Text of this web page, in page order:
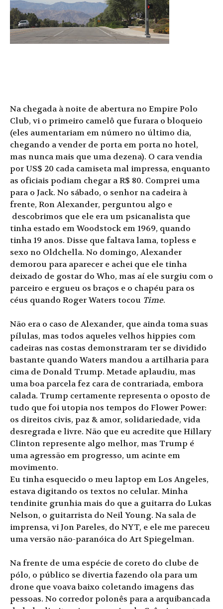
Na chegada à noite de abertura no Empire Polo
Club, vi o primeiro camelô que furara o bloqueio
(eles aumentariam em número no último dia,
chegando a vender de porta em porta no hotel,
mas nunca mais que uma dezena). O cara vendia
por US$ 20 cada camiseta mal impressa, enquanto
as oficiais podiam chegar a R$ 80. Comprei uma
para o Jack. No sábado, o senhor na cadeira à
frente, Ron Alexander, perguntou algo e
descobrimos que ele era um psicanalista que
tinha estado em Woodstock em 1969, quando
tinha 19 anos. Disse que faltava lama, topless e
sexo no Oldchella. No domingo, Alexander
demorou para aparecer e achei que ele tinha
deixado de gostar do Who, mas aí ele surgiu com o
parceiro e ergueu os braços e o chapéu para os
céus quando Roger Waters tocou Time.
Não era o caso de Alexander, que ainda toma suas
pílulas, mas todos aqueles velhos hippies com
cadeiras nas costas demonstraram ter se dividido
bastante quando Waters mandou a artilharia para
cima de Donald Trump. Metade aplaudiu, mas
uma boa parcela fez cara de contrariada, embora
calada. Trump certamente representa o oposto de
tudo que foi utopia nos tempos do Flower Power:
os direitos civis, paz & amor, solidariedade, vida
desregrada e livre. Não que eu acredite que Hillary
Clinton represente algo melhor, mas Trump é
uma agressão em progresso, um acinte em
movimento.
Eu tinha esquecido o meu laptop em Los Angeles,
estava digitando os textos no celular. Minha
tendinite grunhia mais do que a guitarra do Lukas
Nelson, o guitarrista do Neil Young. Na sala de
imprensa, vi Jon Pareles, do NYT, e ele me pareceu
uma versão não-paranóica do Art Spiegelman.
Na frente de uma espécie de coreto do clube de
pólo, o público se divertia fazendo ola para um
drone que voava baixo coletando imagens das
pessoas. No corredor polonês para a arquibancada